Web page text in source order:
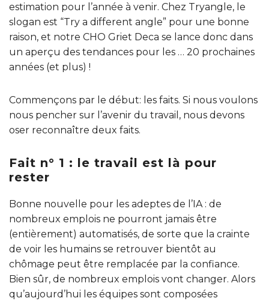
estimation pour l’année à venir. Chez Tryangle, le
slogan est “Try a different angle” pour une bonne
raison, et notre CHO Griet Deca se lance donc dans
un aperçu des tendances pour les … 20 prochaines
années (et plus) !
Commençons par le début: les faits. Si nous voulons
nous pencher sur l’avenir du travail, nous devons
oser reconnaître deux faits.
Fait n° 1 : le travail est là pour
rester
Bonne nouvelle pour les adeptes de l’IA : de
nombreux emplois ne pourront jamais être
(entièrement) automatisés, de sorte que la crainte
de voir les humains se retrouver bientôt au
chômage peut être remplacée par la confiance.
Bien sûr, de nombreux emplois vont changer. Alors
qu’aujourd’hui les équipes sont composées